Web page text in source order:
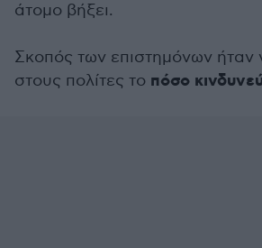
άτομο βήξει.
Σκοπός των επιστημόνων ήταν
στους πολίτες το πόσο